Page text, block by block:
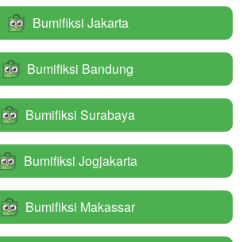
` Bumifiksi Jakarta
` Bumifiksi Bandung
` Bumifiksi Surabaya
` Bumifiksi Jogjakarta
` Bumifiksi Makassar